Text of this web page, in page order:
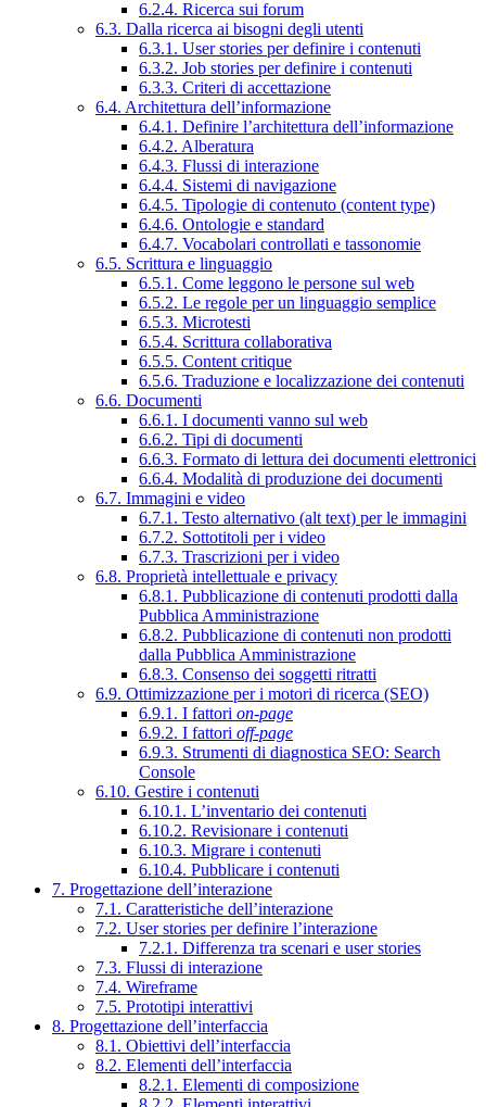
6.2.4. Ricerca sui forum
6.3. Dalla ricerca ai bisogni degli utenti
6.3.1. User stories per definire i contenuti
6.3.2. Job stories per definire i contenuti
6.3.3. Criteri di accettazione
6.4. Architettura dell’informazione
6.4.1. Definire l’architettura dell’informazione
6.4.2. Alberatura
6.4.3. Flussi di interazione
6.4.4. Sistemi di navigazione
6.4.5. Tipologie di contenuto (content type)
6.4.6. Ontologie e standard
6.4.7. Vocabolari controllati e tassonomie
6.5. Scrittura e linguaggio
6.5.1. Come leggono le persone sul web
6.5.2. Le regole per un linguaggio semplice
6.5.3. Microtesti
6.5.4. Scrittura collaborativa
6.5.5. Content critique
6.5.6. Traduzione e localizzazione dei contenuti
6.6. Documenti
6.6.1. I documenti vanno sul web
6.6.2. Tipi di documenti
6.6.3. Formato di lettura dei documenti elettronici
6.6.4. Modalità di produzione dei documenti
6.7. Immagini e video
6.7.1. Testo alternativo (alt text) per le immagini
6.7.2. Sottotitoli per i video
6.7.3. Trascrizioni per i video
6.8. Proprietà intellettuale e privacy
6.8.1. Pubblicazione di contenuti prodotti dalla
Pubblica Amministrazione
6.8.2. Pubblicazione di contenuti non prodotti
dalla Pubblica Amministrazione
6.8.3. Consenso dei soggetti ritratti
6.9. Ottimizzazione per i motori di ricerca (SEO)
6.9.1. I fattori on-page
6.9.2. I fattori off-page
6.9.3. Strumenti di diagnostica SEO: Search
Console
6.10. Gestire i contenuti
6.10.1. L’inventario dei contenuti
6.10.2. Revisionare i contenuti
6.10.3. Migrare i contenuti
6.10.4. Pubblicare i contenuti
7. Progettazione dell’interazione
7.1. Caratteristiche dell’interazione
7.2. User stories per definire l’interazione
7.2.1. Differenza tra scenari e user stories
7.3. Flussi di interazione
7.4. Wireframe
7.5. Prototipi interattivi
8. Progettazione dell’interfaccia
8.1. Obiettivi dell’interfaccia
8.2. Elementi dell’interfaccia
8.2.1. Elementi di composizione